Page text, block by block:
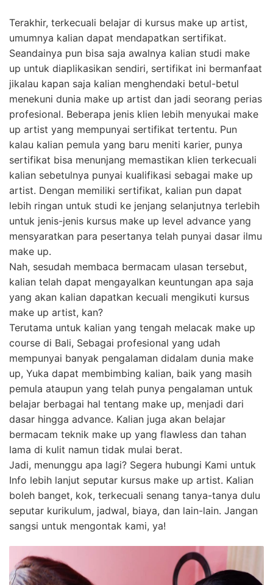
Terakhir, terkecuali belajar di kursus make up artist,
umumnya kalian dapat mendapatkan sertifikat.
Seandainya pun bisa saja awalnya kalian studi make
up untuk diaplikasikan sendiri, sertifikat ini bermanfaat
jikalau kapan saja kalian menghendaki betul-betul
menekuni dunia make up artist dan jadi seorang perias
profesional. Beberapa jenis klien lebih menyukai make
up artist yang mempunyai sertifikat tertentu. Pun
kalau kalian pemula yang baru meniti karier, punya
sertifikat bisa menunjang memastikan klien terkecuali
kalian sebetulnya punyai kualifikasi sebagai make up
artist. Dengan memiliki sertifikat, kalian pun dapat
lebih ringan untuk studi ke jenjang selanjutnya terlebih
untuk jenis-jenis kursus make up level advance yang
mensyaratkan para pesertanya telah punyai dasar ilmu
make up.
Nah, sesudah membaca bermacam ulasan tersebut,
kalian telah dapat mengayalkan keuntungan apa saja
yang akan kalian dapatkan kecuali mengikuti kursus
make up artist, kan?
Terutama untuk kalian yang tengah melacak make up
course di Bali, Sebagai profesional yang udah
mempunyai banyak pengalaman didalam dunia make
up, Yuka dapat membimbing kalian, baik yang masih
pemula ataupun yang telah punya pengalaman untuk
belajar berbagai hal tentang make up, menjadi dari
dasar hingga advance. Kalian juga akan belajar
bermacam teknik make up yang flawless dan tahan
lama di kulit namun tidak mulai berat.
Jadi, menunggu apa lagi? Segera hubungi Kami untuk
Info lebih lanjut seputar kursus make up artist. Kalian
boleh banget, kok, terkecuali senang tanya-tanya dulu
seputar kurikulum, jadwal, biaya, dan lain-lain. Jangan
sangsi untuk mengontak kami, ya!